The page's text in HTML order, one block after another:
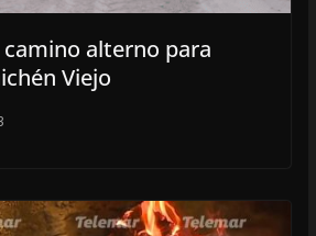
alterno para
Viejo